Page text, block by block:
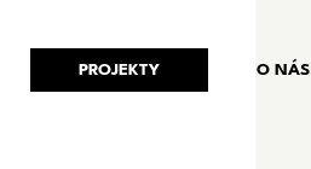
PROJEKTY O NÁS